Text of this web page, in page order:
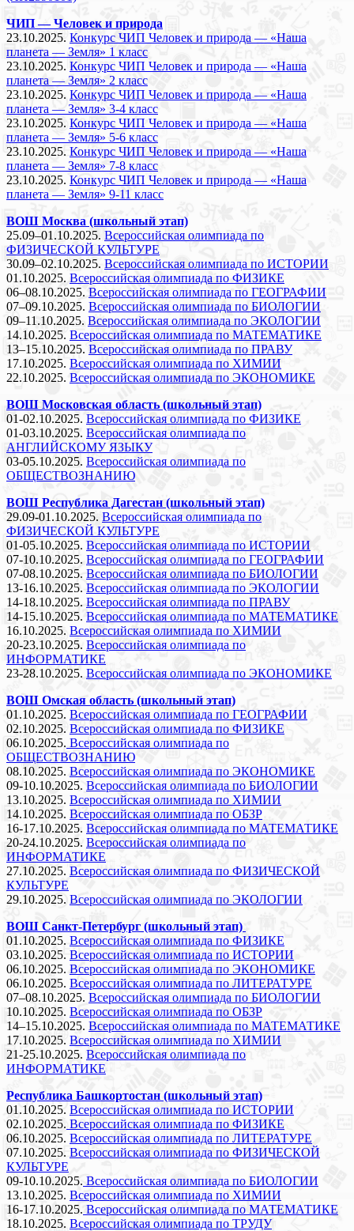
ЧИП — Человек и природа
23.10.2025. Конкурс ЧИП Человек и природа — «Наша
планета — Земля» 1 класс
23.10.2025. Конкурс ЧИП Человек и природа — «Наша
планета — Земля» 2 класс
23.10.2025. Конкурс ЧИП Человек и природа — «Наша
планета — Земля» 3-4 класс
23.10.2025. Конкурс ЧИП Человек и природа — «Наша
планета — Земля» 5-6 класс
23.10.2025. Конкурс ЧИП Человек и природа — «Наша
планета — Земля» 7-8 класс
23.10.2025. Конкурс ЧИП Человек и природа — «Наша
планета — Земля» 9-11 класс
ВОШ Москва (школьный этап)
25.09–01.10.2025. Всероссийская олимпиада по
ФИЗИЧЕСКОЙ КУЛЬТУРЕ
30.09–02.10.2025. Всероссийская олимпиада по ИСТОРИИ
01.10.2025. Всероссийская олимпиада по ФИЗИКЕ
06–08.10.2025. Всероссийская олимпиада по ГЕОГРАФИИ
07–09.10.2025. Всероссийская олимпиада по БИОЛОГИИ
09–11.10.2025. Всероссийская олимпиада по ЭКОЛОГИИ
14.10.2025. Всероссийская олимпиада по МАТЕМАТИКЕ
13–15.10.2025. Всероссийская олимпиада по ПРАВУ
17.10.2025. Всероссийская олимпиада по ХИМИИ
22.10.2025. Всероссийская олимпиада по ЭКОНОМИКЕ
ВОШ Московская область (школьный этап)
01-02.10.2025. Всероссийская олимпиада по ФИЗИКЕ
01-03.10.2025. Всероссийская олимпиада по
АНГЛИЙСКОМУ ЯЗЫКУ
03-05.10.2025. Всероссийская олимпиада по
ОБЩЕСТВОЗНАНИЮ
ВОШ Республика Дагестан (школьный этап)
29.09-01.10.2025. Всероссийская олимпиада по
ФИЗИЧЕСКОЙ КУЛЬТУРЕ
01-05.10.2025. Всероссийская олимпиада по ИСТОРИИ
07-10.10.2025. Всероссийская олимпиада по ГЕОГРАФИИ
07-08.10.2025. Всероссийская олимпиада по БИОЛОГИИ
13-16.10.2025. Всероссийская олимпиада по ЭКОЛОГИИ
14-18.10.2025. Всероссийская олимпиада по ПРАВУ
14-15.10.2025. Всероссийская олимпиада по МАТЕМАТИКЕ
16.10.2025. Всероссийская олимпиада по ХИМИИ
20-23.10.2025. Всероссийская олимпиада по
ИНФОРМАТИКЕ
23-28.10.2025. Всероссийская олимпиада по ЭКОНОМИКЕ
ВОШ Омская область (школьный этап)
01.10.2025. Всероссийская олимпиада по ГЕОГРАФИИ
02.10.2025. Всероссийская олимпиада по ФИЗИКЕ
06.10.2025. Всероссийская олимпиада по
ОБЩЕСТВОЗНАНИЮ
08.10.2025. Всероссийская олимпиада по ЭКОНОМИКЕ
09-10.10.2025. Всероссийская олимпиада по БИОЛОГИИ
13.10.2025. Всероссийская олимпиада по ХИМИИ
14.10.2025. Всероссийская олимпиада по ОБЗР
16-17.10.2025. Всероссийская олимпиада по МАТЕМАТИКЕ
20-24.10.2025. Всероссийская олимпиада по
ИНФОРМАТИКЕ
27.10.2025. Всероссийская олимпиада по ФИЗИЧЕСКОЙ
КУЛЬТУРЕ
29.10.2025. Всероссийская олимпиада по ЭКОЛОГИИ
ВОШ Санкт-Петербург (школьный этап)
01.10.2025. Всероссийская олимпиада по ФИЗИКЕ
03.10.2025. Всероссийская олимпиада по ИСТОРИИ
06.10.2025. Всероссийская олимпиада по ЭКОНОМИКЕ
06.10.2025. Всероссийская олимпиада по ЛИТЕРАТУРЕ
07–08.10.2025. Всероссийская олимпиада по БИОЛОГИИ
10.10.2025. Всероссийская олимпиада по ОБЗР
14–15.10.2025. Всероссийская олимпиада по МАТЕМАТИКЕ
17.10.2025. Всероссийская олимпиада по ХИМИИ
21-25.10.2025. Всероссийская олимпиада по
ИНФОРМАТИКЕ
Республика Башкортостан (школьный этап)
01.10.2025. Всероссийская олимпиада по ИСТОРИИ
02.10.2025. Всероссийская олимпиада по ФИЗИКЕ
06.10.2025. Всероссийская олимпиада по ЛИТЕРАТУРЕ
07.10.2025. Всероссийская олимпиада по ФИЗИЧЕСКОЙ
КУЛЬТУРЕ
09-10.10.2025. Всероссийская олимпиада по БИОЛОГИИ
13.10.2025. Всероссийская олимпиада по ХИМИИ
16-17.10.2025. Всероссийская олимпиада по МАТЕМАТИКЕ
18.10.2025. Всероссийская олимпиада по ТРУДУ